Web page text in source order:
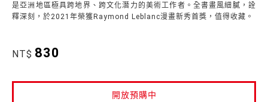
是亞洲地區極具跨地界、跨文化潛力的美術工作者。全書畫風細膩，詮
釋深刻，於2021年榮獲Raymond Leblanc漫畫新秀首獎，值得收藏。
NT$ 830
開放預購中